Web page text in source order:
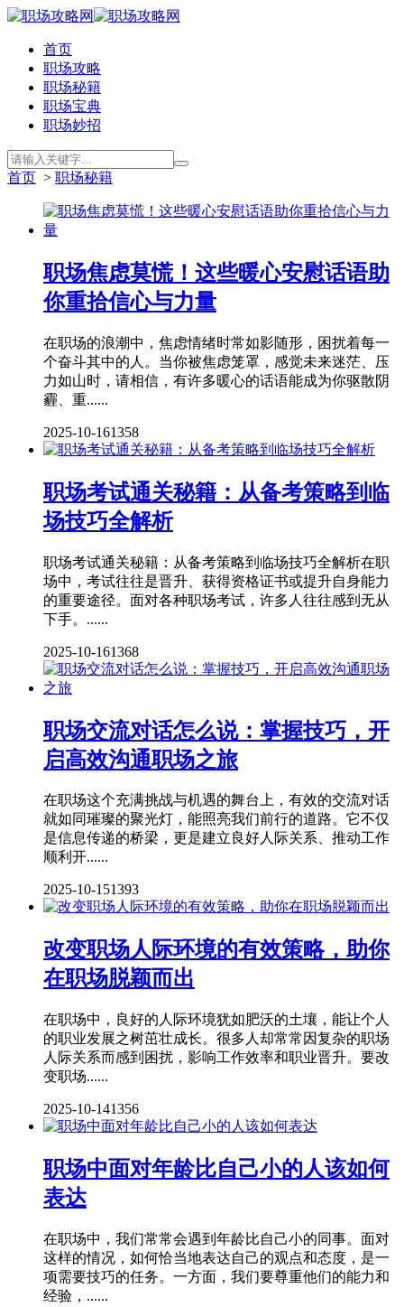
首页
职场攻略
职场秘籍
职场宝典
职场妙招
首页 > 职场秘籍
职场焦虑莫慌！这些暖心安慰话语助
你重拾信心与力量
在职场的浪潮中，焦虑情绪时常如影随形，困扰着每一
个奋斗其中的人。当你被焦虑笼罩，感觉未来迷茫、压
力如山时，请相信，有许多暖心的话语能成为你驱散阴
霾、重......
2025-10-161358
职场考试通关秘籍：从备考策略到临
场技巧全解析
职场考试通关秘籍：从备考策略到临场技巧全解析在职
场中，考试往往是晋升、获得资格证书或提升自身能力
的重要途径。面对各种职场考试，许多人往往感到无从
下手。......
2025-10-161368
职场交流对话怎么说：掌握技巧，开
启高效沟通职场之旅
在职场这个充满挑战与机遇的舞台上，有效的交流对话
就如同璀璨的聚光灯，能照亮我们前行的道路。它不仅
是信息传递的桥梁，更是建立良好人际关系、推动工作
顺利开......
2025-10-151393
改变职场人际环境的有效策略，助你
在职场脱颖而出
在职场中，良好的人际环境犹如肥沃的土壤，能让个人
的职业发展之树茁壮成长。很多人却常常因复杂的职场
人际关系而感到困扰，影响工作效率和职业晋升。要改
变职场......
2025-10-141356
职场中面对年龄比自己小的人该如何
表达
在职场中，我们常常会遇到年龄比自己小的同事。面对
这样的情况，如何恰当地表达自己的观点和态度，是一
项需要技巧的任务。一方面，我们要尊重他们的能力和
经验，......